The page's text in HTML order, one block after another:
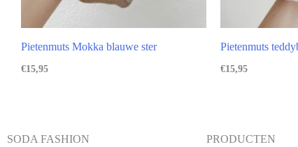
Pietenmuts Mokka blauwe ster
€15,95
Pietenmuts
€15,95
SODA FASHION PRODUCTEN